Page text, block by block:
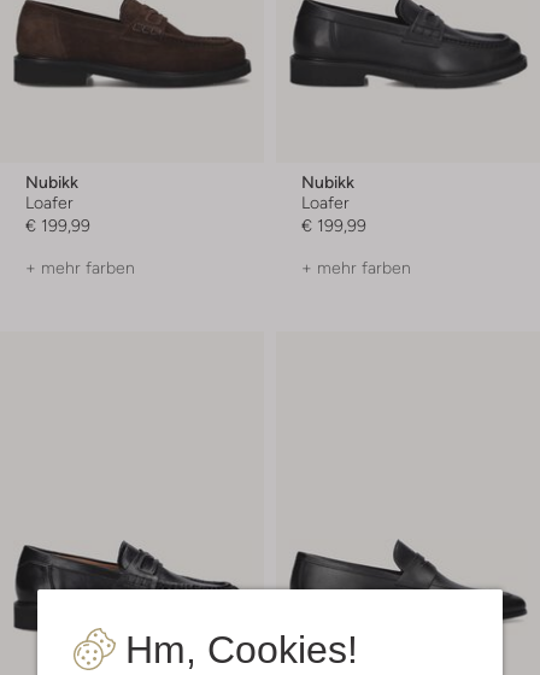
Hm, Cookies!
Nubikk
Loafer
€ 199,99
+ mehr farben
Nubikk
Loafer
€ 199,99
+ mehr farben